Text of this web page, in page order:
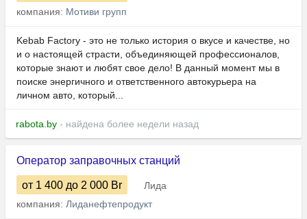
компания: Мотиви групп
Kebab Factory - это не только история о вкусе и качестве, но
и о настоящей страсти, объединяющей профессионалов,
которые знают и любят свое дело! В данный момент мы в
поиске энергичного и ответственного автокурьера на
личном авто, который...
rabota.by - найдена более недели назад
Оператор заправочных станций
от 1 400 до 2 000 Br
Лида
компания: Лиданефтепродукт